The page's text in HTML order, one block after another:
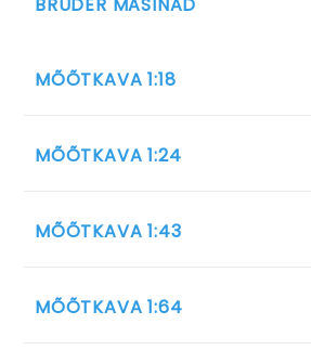
MÕÕTKAVA 1:18
MÕÕTKAVA 1:24
MÕÕTKAVA 1:43
MÕÕTKAVA 1:64